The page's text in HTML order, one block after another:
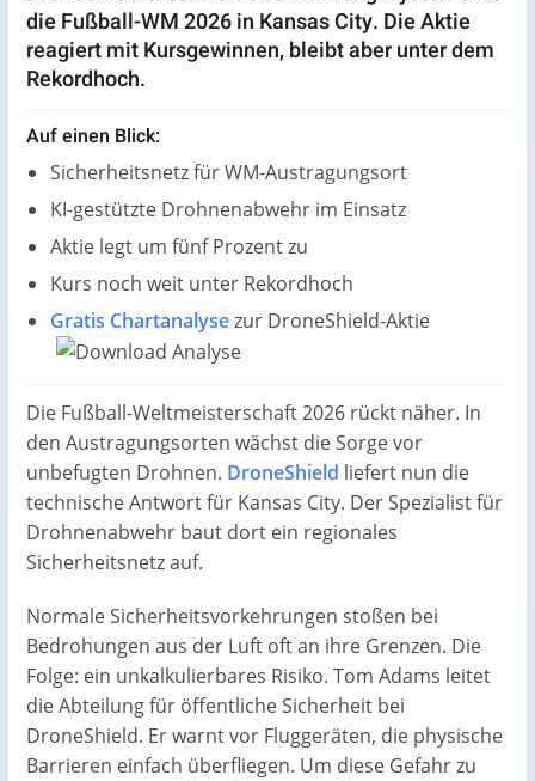
die Fußball-WM 2026 in Kansas City. Die Aktie
reagiert mit Kursgewinnen, bleibt aber unter dem
Rekordhoch.
Auf einen Blick:
Sicherheitsnetz für WM-Austragungsort
KI-gestützte Drohnenabwehr im Einsatz
Aktie legt um fünf Prozent zu
Kurs noch weit unter Rekordhoch
Gratis Chartanalysezur DroneShield-Aktie
Die Fußball-Weltmeisterschaft 2026 rückt näher. In
den Austragungsorten wächst die Sorge vor
unbefugten Drohnen. DroneShield liefert nun die
technische Antwort für Kansas City. Der Spezialist für
Drohnenabwehr baut dort ein regionales
Sicherheitsnetz auf.
Normale Sicherheitsvorkehrungen stoßen bei
Bedrohungen aus der Luft oft an ihre Grenzen. Die
Folge: ein unkalkulierbares Risiko. Tom Adams leitet
die Abteilung für öffentliche Sicherheit bei
DroneShield. Er warnt vor Fluggeräten, die physische
Barrieren einfach überfliegen. Um diese Gefahr zu